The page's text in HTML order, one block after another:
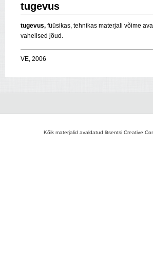
tugevus
tugevus, füüsikas, tehnikas materjali võime
vahelised jõud.
VE, 2006
Kõik materjalid avaldatud litsentsi Creative